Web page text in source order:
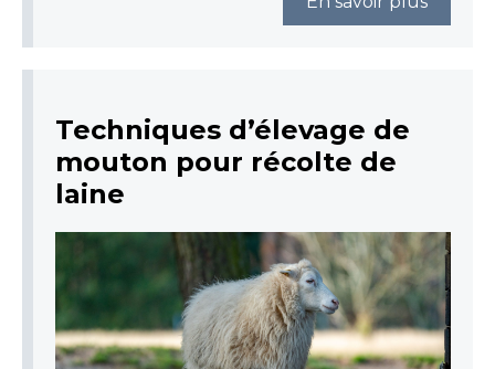
Techniques d’élevage de
mouton pour récolte de
laine